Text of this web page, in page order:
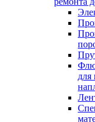
для